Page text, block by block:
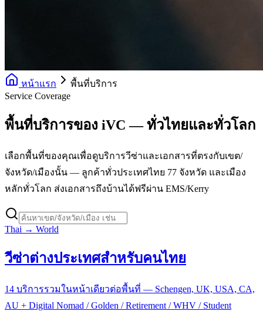
หน้าแรก
พื้นที่บริการ
Service Coverage
พื้นที่บริการของ iVC — ทั่วไทยและทั่วโลก
เลือกพื้นที่ของคุณเพื่อดูบริการวีซ่าและเอกสารที่ตรงกับเขต/
จังหวัด/เมืองนั้น — ลูกค้าทั่วประเทศไทย 77 จังหวัด และเมือง
หลักทั่วโลก ส่งเอกสารถึงบ้านได้ฟรีผ่าน EMS/Kerry
Thai → World
วีซ่าต่างประเทศสำหรับคนไทย
14 บริการรวมในหน้าเดียวต่อพื้นที่ — Schengen, UK, USA, CA,
AU + Digital Nomad / Golden / Retirement / WHV / Student